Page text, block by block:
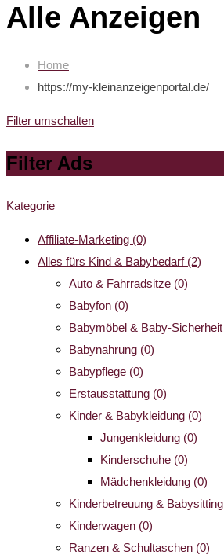
Alle Anzeigen
Home
https://my-kleinanzeigenportal.de/
Filter umschalten
Filter Ads
Kategorie
Affiliate-Marketing (0)
Alles fürs Kind & Babybedarf (2)
Auto & Fahrradsitze (0)
Babyfon (0)
Babymöbel & Baby-Sicherheit
Babynahrung (0)
Babypflege (0)
Erstausstattung (0)
Kinder & Babykleidung (0)
Jungenkleidung (0)
Kinderschuhe (0)
Mädchenkleidung (0)
Kinderbetreuung & Babysitting
Kinderwagen (0)
Ranzen & Schultaschen (0)